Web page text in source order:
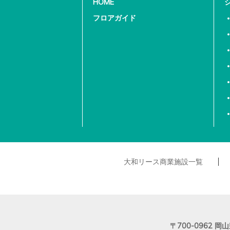
フロアガイド
大和リース商業施設一覧
〒700-0962 岡